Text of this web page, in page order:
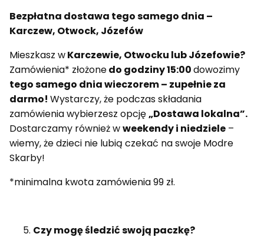
Bezpłatna dostawa tego samego dnia –
Karczew, Otwock, Józefów
Mieszkasz wKarczewie, Otwocku lub Józefowie?
Zamówienia* złożonedo godziny 15:00dowozimy
tego samego dnia wieczorem – zupełnie za
darmo! Wystarczy, że podczas składania
zamówienia wybierzesz opcję„Dostawa lokalna”.
Dostarczamy również wweekendy i niedziele –
wiemy, że dzieci nie lubią czekać na swoje Modre
Skarby!
*minimalna kwota zamówienia 99 zł.
Czy mogę śledzić swoją paczkę?